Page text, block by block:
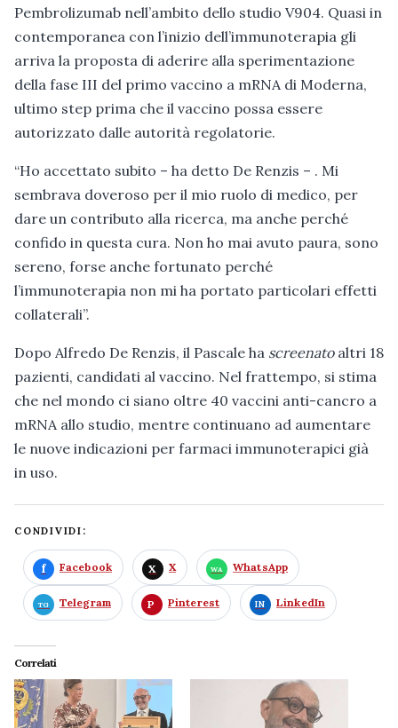
Pembrolizumab nell’ambito dello studio V904. Quasi in
contemporanea con l’inizio dell’immunoterapia gli
arriva la proposta di aderire alla sperimentazione
della fase III del primo vaccino a mRNA di Moderna,
ultimo step prima che il vaccino possa essere
autorizzato dalle autorità regolatorie.
“Ho accettato subito – ha detto De Renzis – . Mi
sembrava doveroso per il mio ruolo di medico, per
dare un contributo alla ricerca, ma anche perché
confido in questa cura. Non ho mai avuto paura, sono
sereno, forse anche fortunato perché
l’immunoterapia non mi ha portato particolari effetti
collaterali”.
Dopo Alfredo De Renzis, il Pascale ha screenatoaltri 18
pazienti, candidati al vaccino. Nel frattempo, si stima
che nel mondo ci siano oltre 40 vaccini anti-cancro a
mRNA allo studio, mentre continuano ad aumentare
le nuove indicazioni per farmaci immunoterapici già
in uso.
CONDIVIDI:
Facebook X WhatsApp
Telegram Pinterest LinkedIn
Correlati